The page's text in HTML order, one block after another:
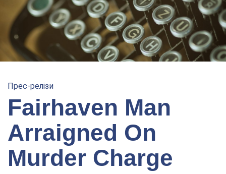
Прес-релізи
Fairhaven Man
Arraigned On
Murder Charge